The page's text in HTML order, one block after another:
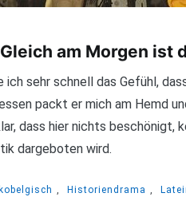
Gleich am Morgen ist
ich sehr schnell das Gefühl,
packt er mich am Hemd
dass hier nichts
dargeboten wird.
, Historiendrama ,